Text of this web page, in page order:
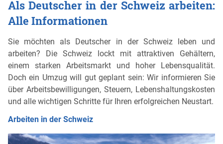
Als Deutscher in der Schweiz arbeiten:
Alle Informationen
Sie möchten als Deutscher in der Schweiz leben und
arbeiten? Die Schweiz lockt mit attraktiven Gehältern,
einem starken Arbeitsmarkt und hoher Lebensqualität.
Doch ein Umzug will gut geplant sein: Wir informieren Sie
über Arbeitsbewilligungen, Steuern, Lebenshaltungskosten
und alle wichtigen Schritte für Ihren erfolgreichen Neustart.
Arbeiten in der Schweiz